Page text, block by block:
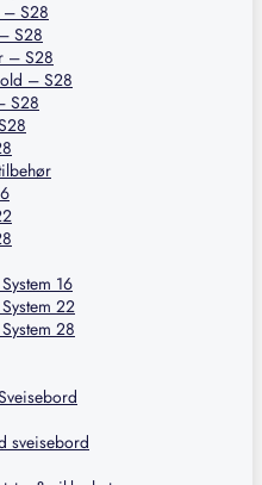
S28
S28
– S28
– S28
S28
16
22
28
sveisebord